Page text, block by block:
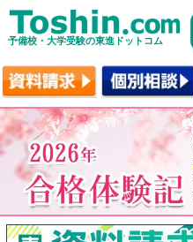
予備校・大学受験の東進ドットコム